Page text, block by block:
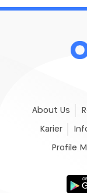
About Us
Karier
Profile